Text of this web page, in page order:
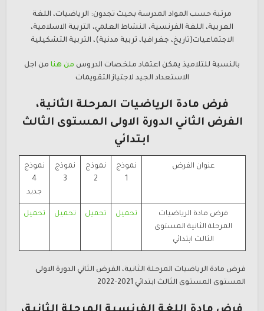
مرتبة حسب المواد المدرسة بحيث تجدون: الرياضيات، اللغة
العربية، اللغة الفرنسية، النشاط العلمي، التربية الاسلامية،
الاجتماعيات(تاريخ، جغرافيا، تربية مدنية)، التربية التشكيلية
بالنسبة للتلاميذ يمكن اعتماد ملخصات الدروس من هنا من اجل
الاستعداد الجيد لاجتياز التقويمات
فرض مادة الرياضيات المرحلة الثانية،
الفرض الثاني الدورة الاولى المستوى الثالث
ابتدائي
عنوان الفرض
نموذج
1
نموذج
2
نموذج
3
نموذج
4
جديد
فرض مادة الرياضيات
المرحلة الثانية المستوى
الثالث ابتدائي
تحميل تحميل تحميل تحميل
فرض مادة الرياضيات المرحلة الثانية، الفرض الثاني الدورة الاولى
المستوى المستوى الثالث ابتدائي 2021-2022